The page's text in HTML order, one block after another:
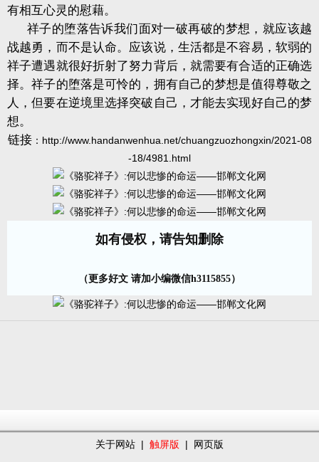
有相互心灵的慰藉。
祥子的堕落告诉我们面对一破再破的梦想，就应该越
战越勇，而不是认命。应该说，生活都是不容易，软弱的
祥子遭遇就很好折射了努力背后，就需要有合适的正确选
择。祥子的堕落是可怜的，拥有自己的梦想是值得尊敬之
人，但要在逆境里选择突破自己，才能去实现好自己的梦
想。
链接： http://www.handanwenhua.net/chuangzuozhongxin/2021-08
-18/4981.html
如有侵权，请告知删除
（更多好文 请加小编微信h3115855）
关于网站 | 触屏版 | 网页版